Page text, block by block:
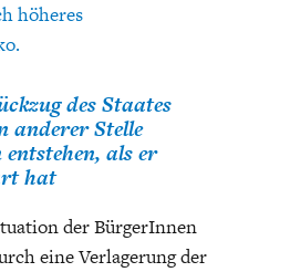
höheres
des Staates
anderer Stelle
als er
hat
der BürgerInnen
eine Verlagerung der